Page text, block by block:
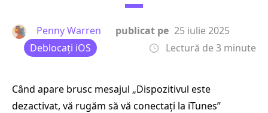
Penny Warren publicat pe 25 iulie 2025
Deblocați iOS
Lectură de 3 minute
Când apare brusc mesajul „Dispozitivul este
dezactivat, vă rugăm să vă conectați la iTunes”